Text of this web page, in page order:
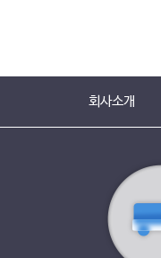
회사소개